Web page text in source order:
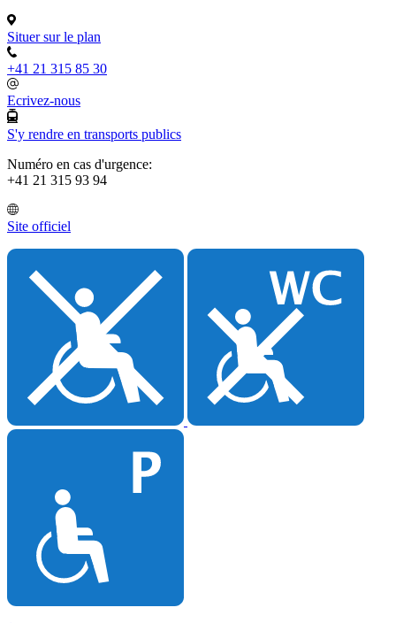
Situer sur le plan
+41 21 315 85 30
Ecrivez-nous
S'y rendre en transports publics
Numéro en cas d'urgence:
+41 21 315 93 94
Site officiel